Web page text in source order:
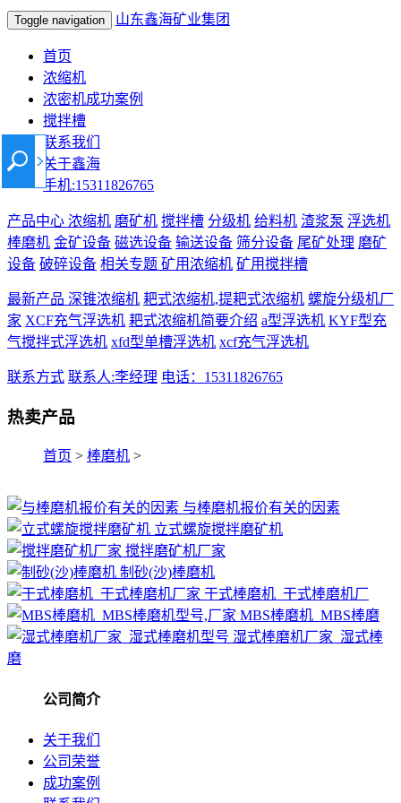
Toggle navigation 山东鑫海矿业集团
首页
浓缩机
浓密机成功案例
搅拌槽
联系我们
关于鑫海
手机:15311826765
产品中心 浓缩机 磨矿机 搅拌槽 分级机 给料机 渣浆泵 浮选机
棒磨机 金矿设备 磁选设备 输送设备 筛分设备 尾矿处理 磨矿
设备 破碎设备 相关专题 矿用浓缩机 矿用搅拌槽
最新产品 深锥浓缩机 耙式浓缩机,提耙式浓缩机 螺旋分级机厂
家 XCF充气浮选机 耙式浓缩机简要介绍 a型浮选机 KYF型充
气搅拌式浮选机 xfd型单槽浮选机 xcf充气浮选机
联系方式 联系人:李经理 电话：15311826765
热卖产品
首页 > 棒磨机 >
与棒磨机报价有关的因素
立式螺旋搅拌磨矿机
搅拌磨矿机厂家
制砂(沙)棒磨机
干式棒磨机_干式棒磨机厂
MBS棒磨机_MBS棒磨
湿式棒磨机厂家_湿式棒
磨
公司简介
关于我们
公司荣誉
成功案例